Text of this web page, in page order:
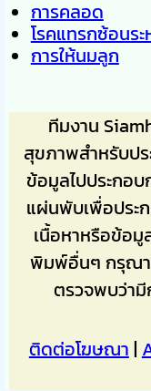
การคลอด
โรคแทรกซ้อนร
การให้นมลูก
ทีมงาน
สุขภาพสำหรับป
ข้อมูลไปประกอบ
แผ่นพับเพื่อประ
เนื้อหาหรือข้อมู
พิมพ์อื่นๆ กรุณา
ตรวจพบว่ามี
ติดต่อโฆษณา |